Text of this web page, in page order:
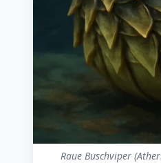
Raue Buschviper